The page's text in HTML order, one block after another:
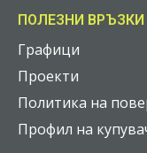
ПОЛЕЗНИ ВРЪЗКИ
Графици
Проекти
Политика на
Профил на